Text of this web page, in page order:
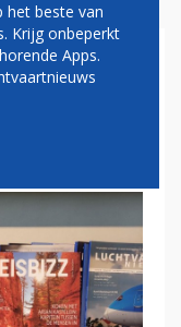
het beste van
Krijg onbeperkt
Apps.